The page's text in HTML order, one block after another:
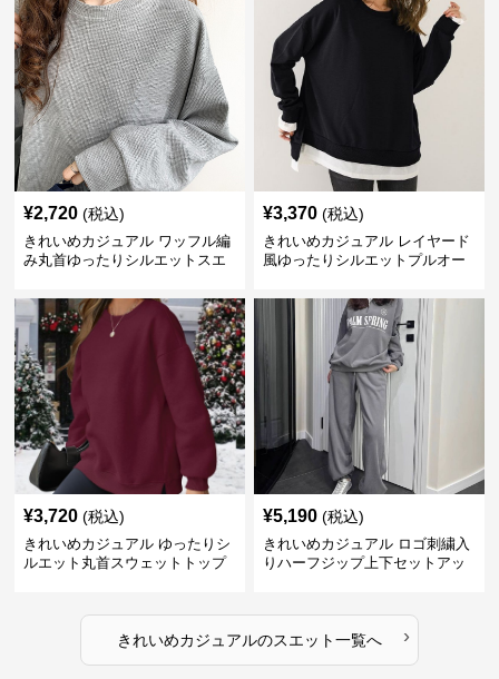
¥2,720 (税込)
きれいめカジュアル ワッフル編
み丸首ゆったりシルエットスエ
¥3,370 (税込)
きれいめカジュアル レイヤード
風ゆったりシルエットプルオー
¥3,720 (税込)
きれいめカジュアル ゆったりシ
ルエット丸首スウェットトップ
¥5,190 (税込)
きれいめカジュアル ロゴ刺繍入
りハーフジップ上下セットアッ
きれいめカジュアルのスエット一覧へ ›